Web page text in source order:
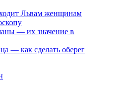
Львам женщинам
— их значение в
— как сделать оберег